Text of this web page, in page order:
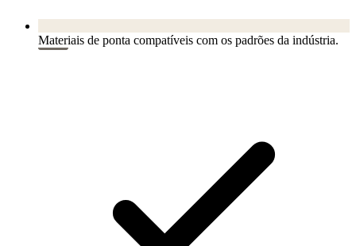
Materiais de ponta compatíveis com os padrões da indústria.